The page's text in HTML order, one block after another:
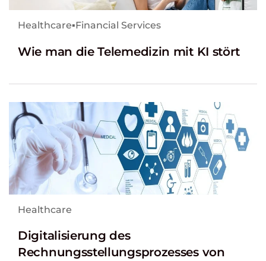
Healthcare▪Financial Services
Wie man die Telemedizin mit KI stört
Healthcare
Digitalisierung des
Rechnungsstellungsprozesses von